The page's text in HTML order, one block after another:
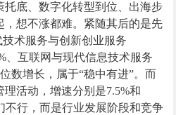
底、数字化转型到位、出海步
想不涨都难。紧随其后的是先
术服务与创新创业服务
、互联网与现代信息技术服务
数增长，属于“稳中有进”。而
活动，增速分别是7.5%和
不行，而是行业发展阶段和竞争